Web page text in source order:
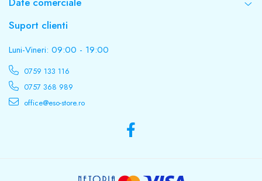
Suport clienti
Luni-Vineri: 09:00 - 19:00
0759 133 116
0757 368 989
office@eso-store.ro